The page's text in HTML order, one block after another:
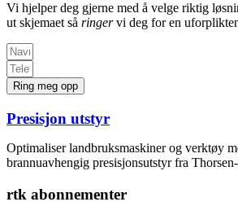
Vi hjelper deg gjerne med å velge riktig
ut skjemaet så ringervi deg for en
Ring meg opp
Presisjon utstyr
Optimaliser landbruksmaskiner og verktøy
brannuavhengig presisjonsutstyr fra
rtk abonnementer